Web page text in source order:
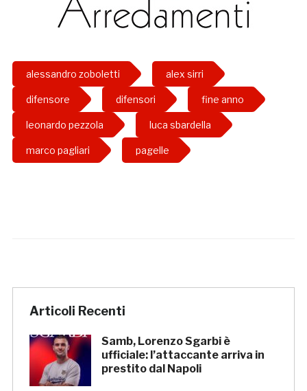
alessandro zoboletti alex sirri
difensore difensori fine anno
leonardo pezzola luca sbardella
marco pagliari pagelle
Articoli Recenti
Samb, Lorenzo Sgarbi è
ufficiale: l’attaccante arriva in
prestito dal Napoli